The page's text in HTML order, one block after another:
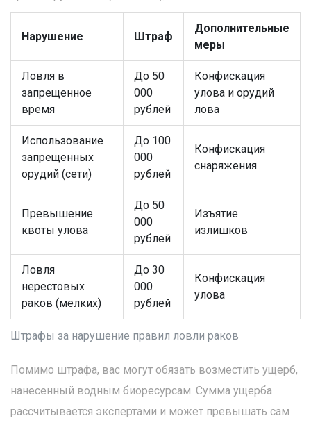
Штрафы за нарушение правил ловли раков
Нарушение Штраф
Дополнительные
меры
Ловля в
запрещенное
время
До 50
000
рублей
Конфискация
улова и орудий
лова
Использование
запрещенных
орудий (сети)
До 100
000
рублей
Конфискация
снаряжения
Превышение
квоты улова
До 50
000
рублей
Изъятие
излишков
Ловля
нерестовых
раков (мелких)
До 30
000
рублей
Конфискация
улова
Помимо штрафа, вас могут обязать возместить ущерб,
нанесенный водным биоресурсам. Сумма ущерба
рассчитывается экспертами и может превышать сам